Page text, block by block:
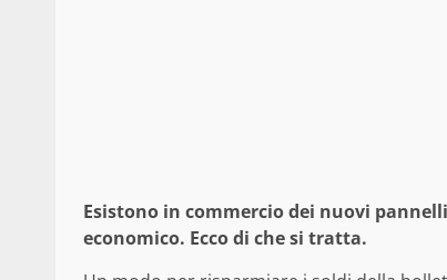
Esistono in commercio dei nuovi
economico. Ecco di che si tratta.